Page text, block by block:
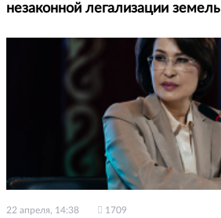
незаконной легализации земель
22 апреля, 14:38 1709